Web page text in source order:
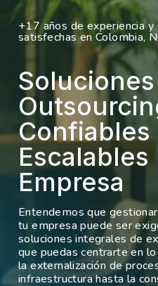
+17 años de experiencia
satisfechas en Colombia,
Confiables
Empresa
Entendemos que
tu empresa puede ser
soluciones integrales de
que puedas centrarte en
la externalización de
infraestructura hasta la